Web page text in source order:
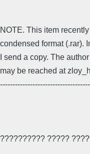
NOTE. This item
condensed format (.rar).
I send a copy. The
may be reached at
?????????? ?????